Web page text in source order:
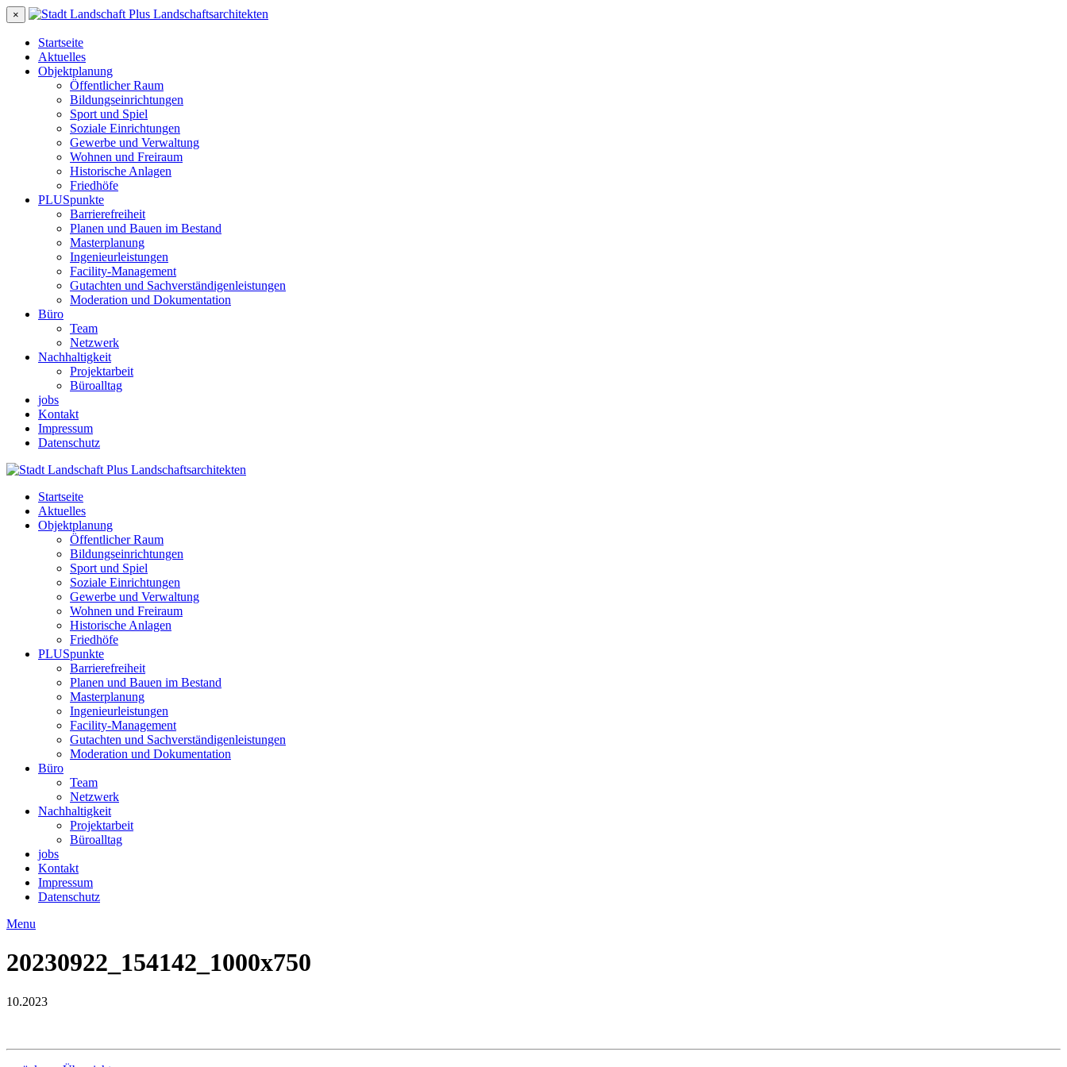
×
Startseite
Aktuelles
Objektplanung
Öffentlicher Raum
Bildungseinrichtungen
Sport und Spiel
Soziale Einrichtungen
Gewerbe und Verwaltung
Wohnen und Freiraum
Historische Anlagen
Friedhöfe
PLUSpunkte
Barrierefreiheit
Planen und Bauen im Bestand
Masterplanung
Ingenieurleistungen
Facility-Management
Gutachten und Sachverständigenleistungen
Moderation und Dokumentation
Büro
Team
Netzwerk
Nachhaltigkeit
Projektarbeit
Büroalltag
jobs
Kontakt
Impressum
Datenschutz
Startseite
Aktuelles
Objektplanung
Öffentlicher Raum
Bildungseinrichtungen
Sport und Spiel
Soziale Einrichtungen
Gewerbe und Verwaltung
Wohnen und Freiraum
Historische Anlagen
Friedhöfe
PLUSpunkte
Barrierefreiheit
Planen und Bauen im Bestand
Masterplanung
Ingenieurleistungen
Facility-Management
Gutachten und Sachverständigenleistungen
Moderation und Dokumentation
Büro
Team
Netzwerk
Nachhaltigkeit
Projektarbeit
Büroalltag
jobs
Kontakt
Impressum
Datenschutz
Menu
20230922_154142_1000x750
10.2023